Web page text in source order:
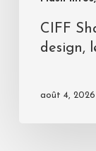
CIFF
design,
août 4, 2026